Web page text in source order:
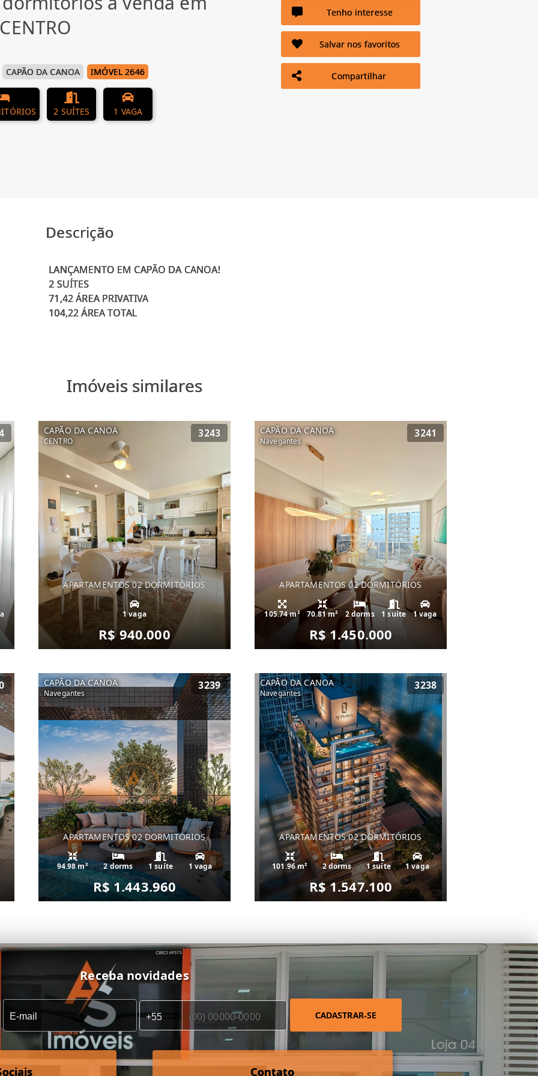
CAPÃO DA CANOA IMÓVEL 2646
2 SUÍTES 1 VAGA
Tenho interesse
Salvar nos favoritos
Compartilhar
Descrição
LANÇAMENTO EM CAPÃO DA CANOA!
2 SUÍTES
71,42 ÁREA PRIVATIVA
104,22 ÁREA TOTAL
Imóveis similares
CAPÃO DA CANOA
CENTRO
3243
APARTAMENTOS 02 DORMITÓRIOS
1 vaga
R$ 940.000
CAPÃO DA CANOA
Navegantes
3241
APARTAMENTOS 02 DORMITÓRIOS
105.74 m² 70.81 m² 2 dorms 1 suíte 1 vaga
R$ 1.450.000
CAPÃO DA CANOA
Navegantes
3239
APARTAMENTOS 02 DORMITÓRIOS
94.98 m² 2 dorms 1 suíte 1 vaga
R$ 1.443.960
CAPÃO DA CANOA
Navegantes
3238
APARTAMENTOS 02 DORMITÓRIOS
101.96 m² 2 dorms 1 suíte 1 vaga
R$ 1.547.100
Receba novidades
CADASTRAR-SE
Contato